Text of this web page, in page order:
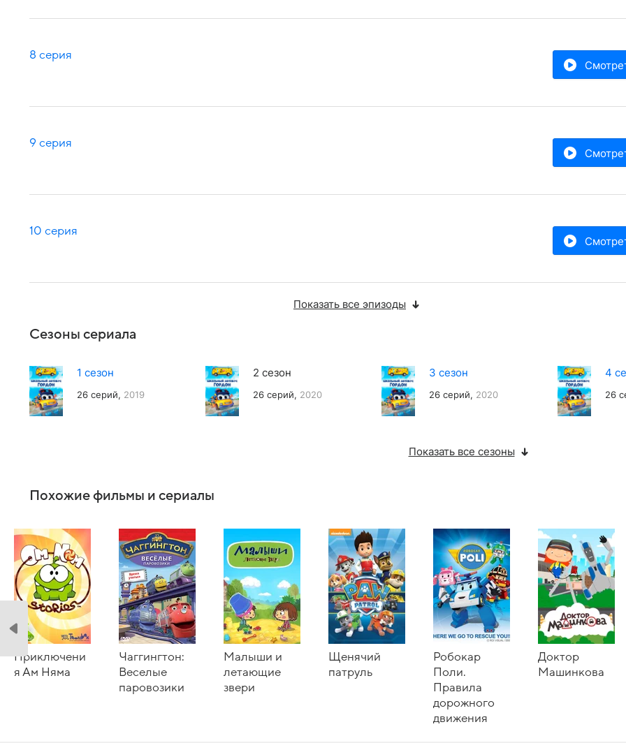
8 серия
9 серия
10 серия
Показать все эпизоды
Сезоны сериала
1 сезон
26 серий, 2019
2 сезон
26 серий, 2020
3 сезон
26 серий, 2020
4
26
Показать все сезоны
Похожие фильмы и сериалы
Приключени
я Ам Няма
Чаггингтон:
Веселые
паровозики
Малыши и
летающие
звери
Щенячий
патруль
Робокар
Поли.
Правила
дорожного
движения
Доктор
Машинкова